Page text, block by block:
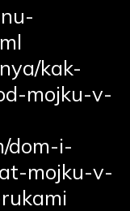
kak-
mojku-v-
dom-i-
mojku-v-